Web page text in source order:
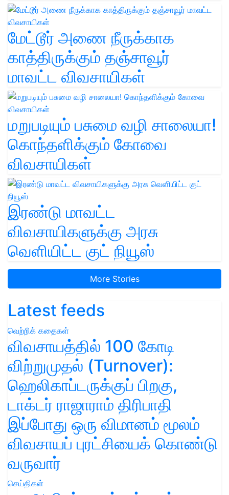
மேட்டூர் அணை நீருக்காக
காத்திருக்கும் தஞ்சாவூர்
மாவட்ட விவசாயிகள்
மறுபடியும் பசுமை வழி சாலையா!
கொந்தளிக்கும் கோவை
விவசாயிகள்
இரண்டு மாவட்ட
விவசாயிகளுக்கு அரசு
வெளியிட்ட குட் நியூஸ்
More Stories
Latest feeds
வெற்றிக் கதைகள்
விவசாயத்தில் 100 கோடி
விற்றுமுதல் (Turnover):
ஹெலிகாப்டருக்குப் பிறகு,
டாக்டர் ராஜாராம் திரிபாதி
இப்போது ஒரு விமானம் மூலம்
விவசாயப் புரட்சியைக் கொண்டு
வருவார்
செய்திகள்